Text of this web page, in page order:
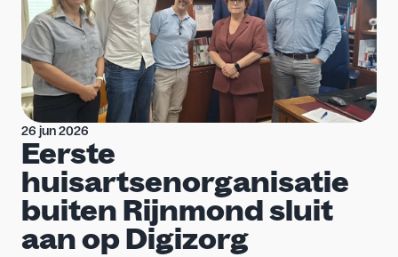
26 jun 2026
Eerste
huisartsenorganisatie
buiten Rijnmond sluit
aan op Digizorg